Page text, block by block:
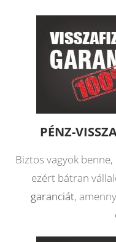
PÉNZ-
Biztos vagyok
ezért bátran
garanciát,